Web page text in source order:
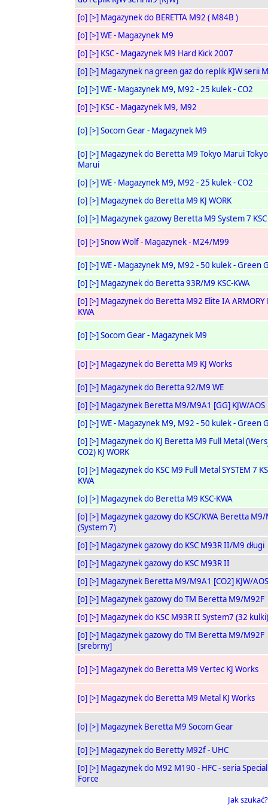
[o] [>] Magazynek do BERETTA M92 ( M84B )
[o] [>]WE - Magazynek M9
[o] [>] KSC - Magazynek M9 Hard Kick 2007
[o] [>] Magazynek na green gaz do replik KJW serii
[o] [>]WE - Magazynek M9, M92 - 25 kulek - CO2
[o] [>] KSC - Magazynek M9, M92
[o] [>]Socom Gear - Magazynek M9
[o] [>] Magazynek do Beretta M9 Tokyo Marui Tokyo
Marui
[o] [>]WE - Magazynek M9, M92 - 25 kulek - CO2
[o] [>] Magazynek do Beretta M9 KJ WORK
[o] [>] Magazynek gazowy Beretta M9 System 7 KSC
[o] [>]Snow Wolf - Magazynek - M24/M99
[o] [>]WE - Magazynek M9, M92 - 50 kulek - Green
[o] [>] Magazynek do Beretta 93R/M9 KSC-KWA
[o] [>] Magazynek do Beretta M92 Elite IA ARMORY
KWA
[o] [>]Socom Gear - Magazynek M9
[o] [>] Magazynek do Beretta M9 KJ Works
[o] [>] Magazynek do Beretta 92/M9 WE
[o] [>] Magazynek Beretta M9/M9A1 [GG] KJW/AOS
[o] [>]WE - Magazynek M9, M92 - 50 kulek - Green
[o] [>] Magazynek do KJ Beretta M9 Full Metal
CO2) KJ WORK
[o] [>] Magazynek do KSC M9 Full Metal SYSTEM 7
KWA
[o] [>] Magazynek do Beretta M9 KSC-KWA
[o] [>] Magazynek gazowy do KSC/KWA Beretta
(System 7)
[o] [>] Magazynek gazowy do KSC M93R II/M9 długi
[o] [>] Magazynek gazowy do KSC M93R II
[o] [>] Magazynek Beretta M9/M9A1 [CO2] KJW/AOS
[o] [>] Magazynek gazowy do TM Beretta M9/M92F
[o] [>] Magazynek do KSC M93R II System7 (32 kulki)
[o] [>] Magazynek gazowy do TM Beretta M9/M92F
[srebrny]
[o] [>] Magazynek do Beretta M9 Vertec KJ Works
[o] [>] Magazynek do Beretta M9 Metal KJ Works
[o] [>] Magazynek Beretta M9 Socom Gear
[o] [>] Magazynek do Beretty M92f - UHC
[o] [>] Magazynek do M92 M190 - HFC - seria Special
Force
Jak szukać?